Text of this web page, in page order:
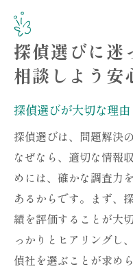
心の不安を解消
すめな理由
問題解決のた
夫婦の窓口の
相談者が安心
心の負担を軽
信頼できる探偵
最適な理由
探偵選びに迷
相談しよう安
探偵選びが大切な理
探偵選びは、問題解決
なぜなら、適切な情報
めには、確かな調査力
あるからです。まず、
績を評価することが大
っかりとヒアリングし
偵社を選ぶことが求め